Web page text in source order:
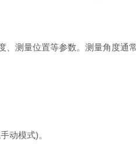
量位置等参数。测量角度通
动模式)。